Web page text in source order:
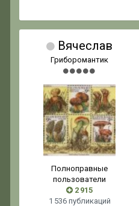
Вячеслав
Гриборомантик
Полноправные
пользователи
2 915
1 536 публикаций